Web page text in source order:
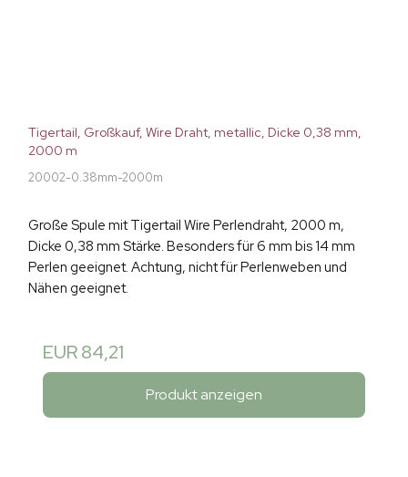
Tigertail, Großkauf, Wire Draht, metallic, Dicke 0,38 mm,
2000 m
20002-0.38mm-2000m
Große Spule mit Tigertail Wire Perlendraht, 2000 m,
Dicke 0,38 mm Stärke. Besonders für 6 mm bis 14 mm
Perlen geeignet. Achtung, nicht für Perlenweben und
Nähen geeignet.
EUR 84,21
Produkt anzeigen